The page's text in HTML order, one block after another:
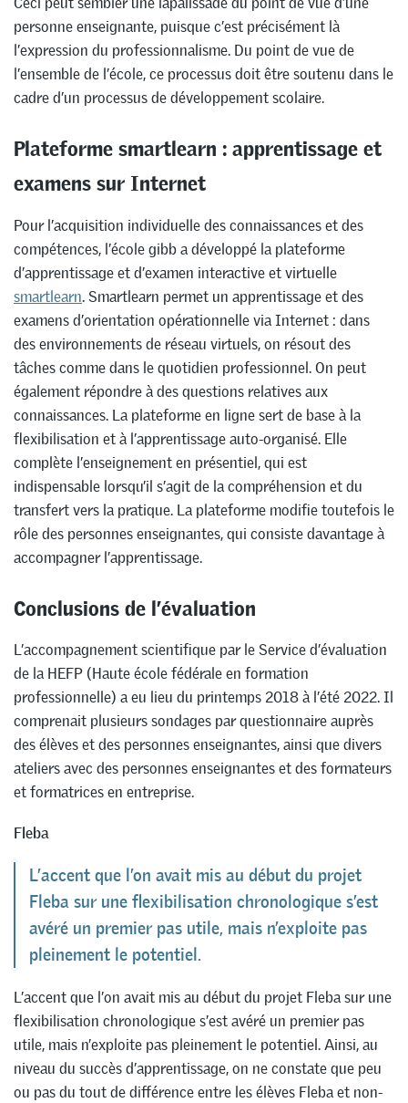
personne enseignante, puisque c’est précisément là
l’expression du professionnalisme. Du point de vue de
l’ensemble de l’école, ce processus doit être soutenu dans le
cadre d’un processus de développement scolaire.
Plateforme smartlearn : apprentissage et
examens sur Internet
Pour l’acquisition individuelle des connaissances et des
compétences, l’école gibb a développé la plateforme
d’apprentissage et d’examen interactive et virtuelle
smartlearn. Smartlearn permet un apprentissage et des
examens d’orientation opérationnelle via Internet : dans
des environnements de réseau virtuels, on résout des
tâches comme dans le quotidien professionnel. On peut
également répondre à des questions relatives aux
connaissances. La plateforme en ligne sert de base à la
flexibilisation et à l’apprentissage auto-organisé. Elle
complète l’enseignement en présentiel, qui est
indispensable lorsqu’il s’agit de la compréhension et du
transfert vers la pratique. La plateforme modifie toutefois le
rôle des personnes enseignantes, qui consiste davantage à
accompagner l’apprentissage.
Conclusions de l’évaluation
L’accompagnement scientifique par le Service d’évaluation
de la HEFP (Haute école fédérale en formation
professionnelle) a eu lieu du printemps 2018 à l’été 2022. Il
comprenait plusieurs sondages par questionnaire auprès
des élèves et des personnes enseignantes, ainsi que divers
ateliers avec des personnes enseignantes et des formateurs
et formatrices en entreprise.
Fleba
L’accent que l’on avait mis au début du projet
Fleba sur une flexibilisation chronologique s’est
avéré un premier pas utile, mais n’exploite pas
pleinement le potentiel.
L’accent que l’on avait mis au début du projet Fleba sur une
flexibilisation chronologique s’est avéré un premier pas
utile, mais n’exploite pas pleinement le potentiel. Ainsi, au
niveau du succès d’apprentissage, on ne constate que peu
ou pas du tout de différence entre les élèves Fleba et non-